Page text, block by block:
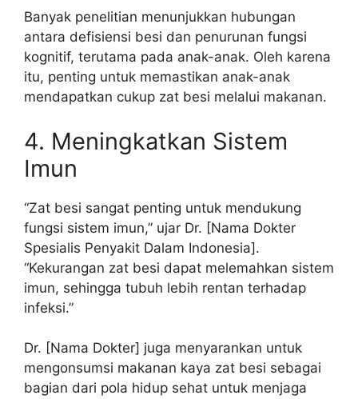
Banyak penelitian menunjukkan hubungan
antara defisiensi besi dan penurunan fungsi
kognitif, terutama pada anak-anak. Oleh karena
itu, penting untuk memastikan anak-anak
mendapatkan cukup zat besi melalui makanan.
4. Meningkatkan Sistem
Imun
“Zat besi sangat penting untuk mendukung
fungsi sistem imun,” ujar Dr. [Nama Dokter
Spesialis Penyakit Dalam Indonesia].
“Kekurangan zat besi dapat melemahkan sistem
imun, sehingga tubuh lebih rentan terhadap
infeksi.”
Dr. [Nama Dokter] juga menyarankan untuk
mengonsumsi makanan kaya zat besi sebagai
bagian dari pola hidup sehat untuk menjaga